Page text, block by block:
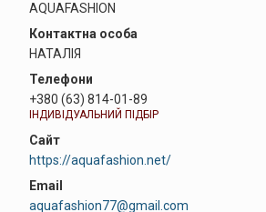
AQUAFASHION
НАТАЛІЯ
+380 (63) 814-01-89
ІНДИВІДУАЛЬНИЙ ПІДБІР
https://aquafashion.net/
aquafashion77@gmail.com